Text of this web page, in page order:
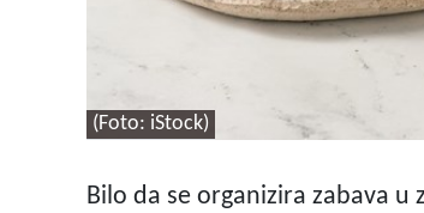
(Foto: iStock)
Bilo da se organizira zabava u